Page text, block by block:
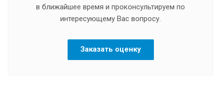
в ближайшее время и проконсультируем по
интересующему Вас вопросу.
Заказать оценку